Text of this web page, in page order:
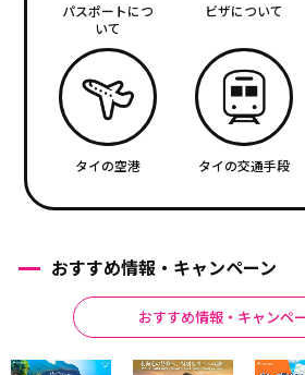
パスポートにつ
いて
ビザについて
タイの空港 タイの交通手段
おすすめ情報・キャンペーン
おすすめ情報・キャンペ